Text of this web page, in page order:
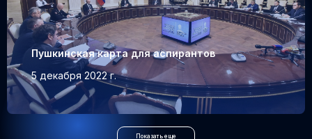
Пушкинская карта для аспирантов
5 декабря 2022 г.
Показать еще